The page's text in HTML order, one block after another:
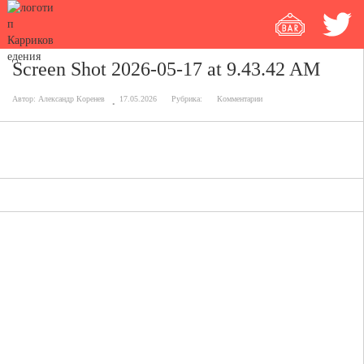
Screen Shot 2026-05-17 at 9.43.42 AM
Автор: Александр Коренев 17.05.2026 Рубрика: Комментарии